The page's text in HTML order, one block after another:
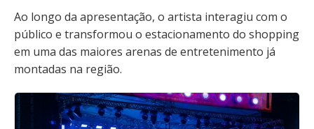
Ao longo da apresentação, o artista interagiu com o
público e transformou o estacionamento do shopping
em uma das maiores arenas de entretenimento já
montadas na região.